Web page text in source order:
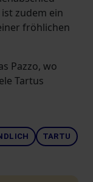
zudem ein
fröhlichen
Pazzo, wo
Tartus
TARTU